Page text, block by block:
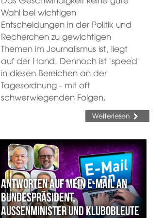
Wahl bei wichtigen
Entscheidungen in der Politik und
Recherchen zu gewichtigen
Themen im Journalismus ist, liegt
auf der Hand. Dennoch ist "speed"
in diesen Bereichen an der
Tagesordnung - mit oft
schwerwiegenden Folgen.
Weiterlesen
Antworten auf mein E-Mail an
Bundespräsident,
Außenminister und Klubobleute